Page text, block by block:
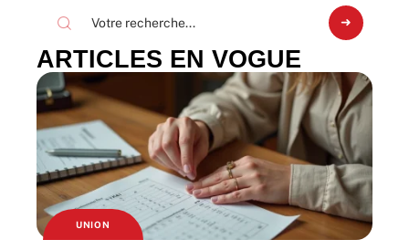
ARTICLES EN VOGUE
UNION